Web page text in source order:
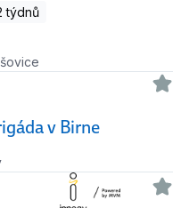
týdnů
v Birne